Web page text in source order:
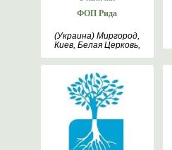
ФОП Рида
(Украина) Миргород,
Киев, Белая Церковь,